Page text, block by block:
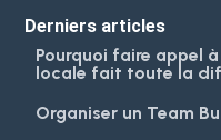
Derniers articles
Pourquoi faire appel
locale fait toute la
Organiser un Team